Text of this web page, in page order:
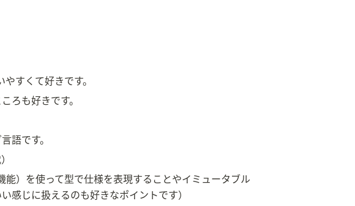
すくて好きです。
ろも好きです。
語です。
能）を使って型で仕様を表現することやイミュータブル
感じに扱えるのも好きなポイントです）